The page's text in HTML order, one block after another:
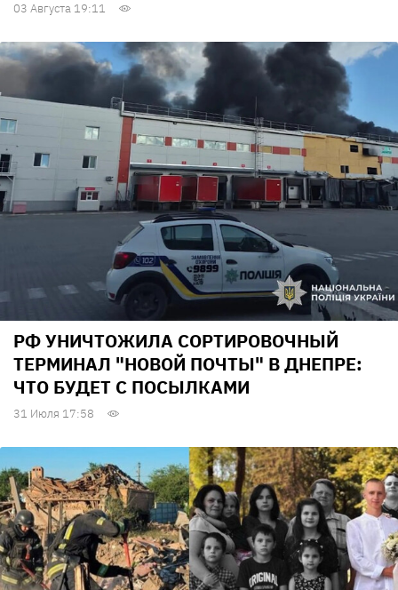
03 Августа 19:11
РФ УНИЧТОЖИЛА СОРТИРОВОЧНЫЙ
ТЕРМИНАЛ "НОВОЙ ПОЧТЫ" В ДНЕПРЕ:
ЧТО БУДЕТ С ПОСЫЛКАМИ
31 Июля 17:58